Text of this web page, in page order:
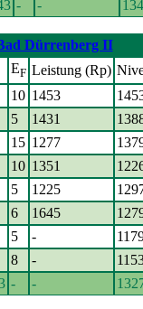
- -
Dürrenberg II
EF Leistung (Rp)
10 1453
5 1431
15 1277
10 1351
5 1225
6 1645
5 -
8 -
- -